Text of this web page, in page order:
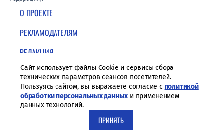
О ПРОЕКТЕ
РЕКЛАМОДАТЕЛЯМ
РЕДАКЦИЯ
ПОЛИТИКА КОНФИДЕНЦИАЛЬНОСТИ
Сайт использует файлы Cookie и сервисы сбора
технических параметров сеансов посетителей.
Пользуясь сайтом, вы выражаете согласие с политикой
обработки персональных данных и применением
данных технологий.
ПРИНЯТЬ